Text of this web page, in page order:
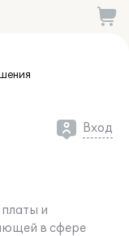
Вход
и
в сфере